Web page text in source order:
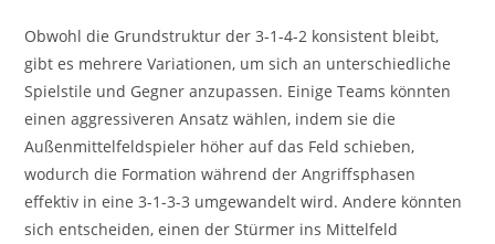
Obwohl die Grundstruktur der 3-1-4-2 konsistent bleibt,
gibt es mehrere Variationen, um sich an unterschiedliche
Spielstile und Gegner anzupassen. Einige Teams könnten
einen aggressiveren Ansatz wählen, indem sie die
Außenmittelfeldspieler höher auf das Feld schieben,
wodurch die Formation während der Angriffsphasen
effektiv in eine 3-1-3-3 umgewandelt wird. Andere könnten
sich entscheiden, einen der Stürmer ins Mittelfeld